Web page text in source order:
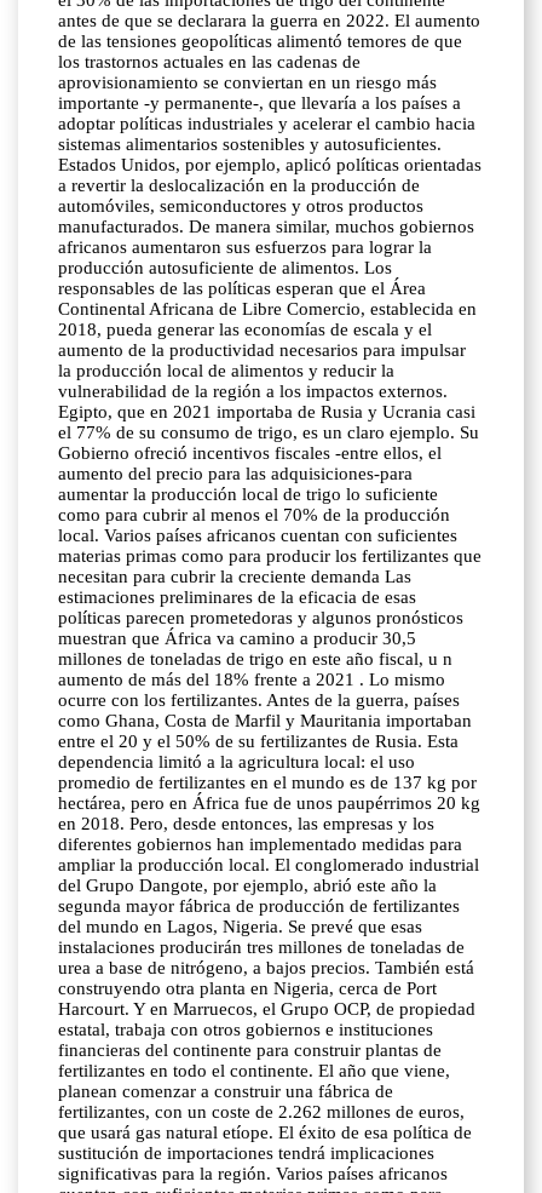
antes de que se declarara la guerra en 2022. El aumento
de las tensiones geopolíticas alimentó temores de que
los trastornos actuales en las cadenas de
aprovisionamiento se conviertan en un riesgo más
importante -y permanente-, que llevaría a los países a
adoptar políticas industriales y acelerar el cambio hacia
sistemas alimentarios sostenibles y autosuficientes.
Estados Unidos, por ejemplo, aplicó políticas orientadas
a revertir la deslocalización en la producción de
automóviles, semiconductores y otros productos
manufacturados. De manera similar, muchos gobiernos
africanos aumentaron sus esfuerzos para lograr la
producción autosuficiente de alimentos. Los
responsables de las políticas esperan que el Área
Continental Africana de Libre Comercio, establecida en
2018, pueda generar las economías de escala y el
aumento de la productividad necesarios para impulsar
la producción local de alimentos y reducir la
vulnerabilidad de la región a los impactos externos.
Egipto, que en 2021 importaba de Rusia y Ucrania casi
el 77% de su consumo de trigo, es un claro ejemplo. Su
Gobierno ofreció incentivos fiscales -entre ellos, el
aumento del precio para las adquisiciones-para
aumentar la producción local de trigo lo suficiente
como para cubrir al menos el 70% de la producción
local. Varios países africanos cuentan con suficientes
materias primas como para producir los fertilizantes que
necesitan para cubrir la creciente demanda Las
estimaciones preliminares de la eficacia de esas
políticas parecen prometedoras y algunos pronósticos
muestran que África va camino a producir 30,5
millones de toneladas de trigo en este año fiscal, u n
aumento de más del 18% frente a 2021 . Lo mismo
ocurre con los fertilizantes. Antes de la guerra, países
como Ghana, Costa de Marfil y Mauritania importaban
entre el 20 y el 50% de su fertilizantes de Rusia. Esta
dependencia limitó a la agricultura local: el uso
promedio de fertilizantes en el mundo es de 137 kg por
hectárea, pero en África fue de unos paupérrimos 20 kg
en 2018. Pero, desde entonces, las empresas y los
diferentes gobiernos han implementado medidas para
ampliar la producción local. El conglomerado industrial
del Grupo Dangote, por ejemplo, abrió este año la
segunda mayor fábrica de producción de fertilizantes
del mundo en Lagos, Nigeria. Se prevé que esas
instalaciones producirán tres millones de toneladas de
urea a base de nitrógeno, a bajos precios. También está
construyendo otra planta en Nigeria, cerca de Port
Harcourt. Y en Marruecos, el Grupo OCP, de propiedad
estatal, trabaja con otros gobiernos e instituciones
financieras del continente para construir plantas de
fertilizantes en todo el continente. El año que viene,
planean comenzar a construir una fábrica de
fertilizantes, con un coste de 2.262 millones de euros,
que usará gas natural etíope. El éxito de esa política de
sustitución de importaciones tendrá implicaciones
significativas para la región. Varios países africanos